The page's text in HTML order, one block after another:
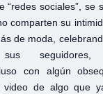
sociales”, se
comparten su
de moda,
con algún
de algo que